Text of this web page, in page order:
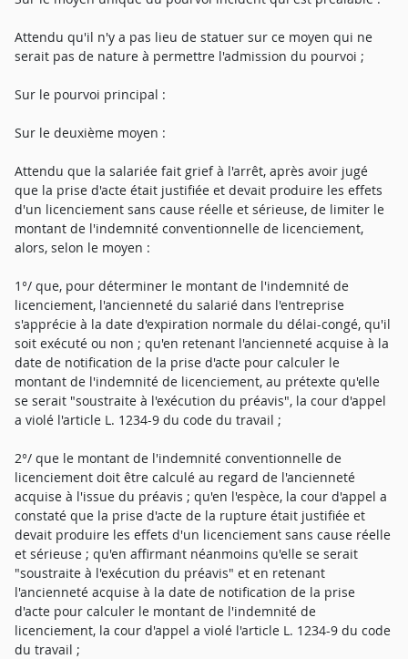
Attendu qu'il n'y a pas lieu de statuer sur ce moyen qui ne
serait pas de nature à permettre l'admission du pourvoi ;
Sur le pourvoi principal :
Sur le deuxième moyen :
Attendu que la salariée fait grief à l'arrêt, après avoir jugé
que la prise d'acte était justifiée et devait produire les effets
d'un licenciement sans cause réelle et sérieuse, de limiter le
montant de l'indemnité conventionnelle de licenciement,
alors, selon le moyen :
1°/ que, pour déterminer le montant de l'indemnité de
licenciement, l'ancienneté du salarié dans l'entreprise
s'apprécie à la date d'expiration normale du délai-congé, qu'il
soit exécuté ou non ; qu'en retenant l'ancienneté acquise à la
date de notification de la prise d'acte pour calculer le
montant de l'indemnité de licenciement, au prétexte qu'elle
se serait "soustraite à l'exécution du préavis", la cour d'appel
a violé l'article L. 1234-9 du code du travail ;
2°/ que le montant de l'indemnité conventionnelle de
licenciement doit être calculé au regard de l'ancienneté
acquise à l'issue du préavis ; qu'en l'espèce, la cour d'appel a
constaté que la prise d'acte de la rupture était justifiée et
devait produire les effets d'un licenciement sans cause réelle
et sérieuse ; qu'en affirmant néanmoins qu'elle se serait
"soustraite à l'exécution du préavis" et en retenant
l'ancienneté acquise à la date de notification de la prise
d'acte pour calculer le montant de l'indemnité de
licenciement, la cour d'appel a violé l'article L. 1234-9 du code
du travail ;